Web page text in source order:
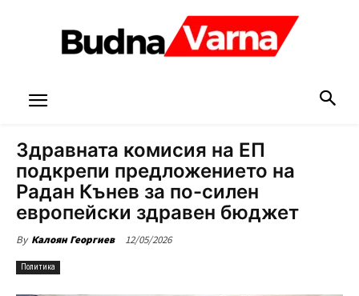
Здравната комисия на ЕП
подкрепи предложението на
Радан Кънев за по-силен
европейски здравен бюджет
By Калоян Георгиев 12/05/2026
Политика